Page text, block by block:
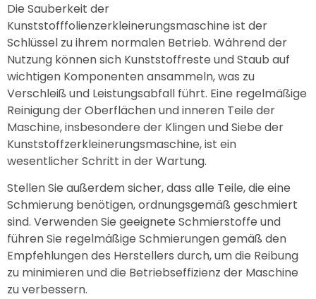
Die Sauberkeit der
Kunststofffolienzerkleinerungsmaschine ist der
Schlüssel zu ihrem normalen Betrieb. Während der
Nutzung können sich Kunststoffreste und Staub auf
wichtigen Komponenten ansammeln, was zu
Verschleiß und Leistungsabfall führt. Eine regelmäßige
Reinigung der Oberflächen und inneren Teile der
Maschine, insbesondere der Klingen und Siebe der
Kunststoffzerkleinerungsmaschine, ist ein
wesentlicher Schritt in der Wartung.
Stellen Sie außerdem sicher, dass alle Teile, die eine
Schmierung benötigen, ordnungsgemäß geschmiert
sind. Verwenden Sie geeignete Schmierstoffe und
führen Sie regelmäßige Schmierungen gemäß den
Empfehlungen des Herstellers durch, um die Reibung
zu minimieren und die Betriebseffizienz der Maschine
zu verbessern.